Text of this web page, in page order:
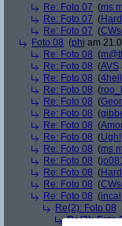
Re: Foto 07 (ms
Re: Foto 07 (
Re: Foto 07 (
Foto 08 (phj am
Re: Foto 08 (m@tt
Re: Foto 08 (AVS
Re: Foto 08 (
Re: Foto 08 (
Re: Foto 08 (
Re: Foto 08 (
Re: Foto 08 (
Re: Foto 08 (Ugh!
Re: Foto 08 (ms
Re: Foto 08 (
Re: Foto 08 (
Re: Foto 08 (
Re: Foto 08 (incal
Re(2): Foto 08
Re(3): Foto